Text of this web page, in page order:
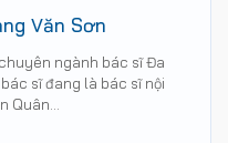
Văn Sơn
ngành bác sĩ Đa
sĩ đang là bác sĩ nội
Quân…